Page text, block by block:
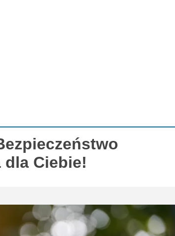
Ciebie!